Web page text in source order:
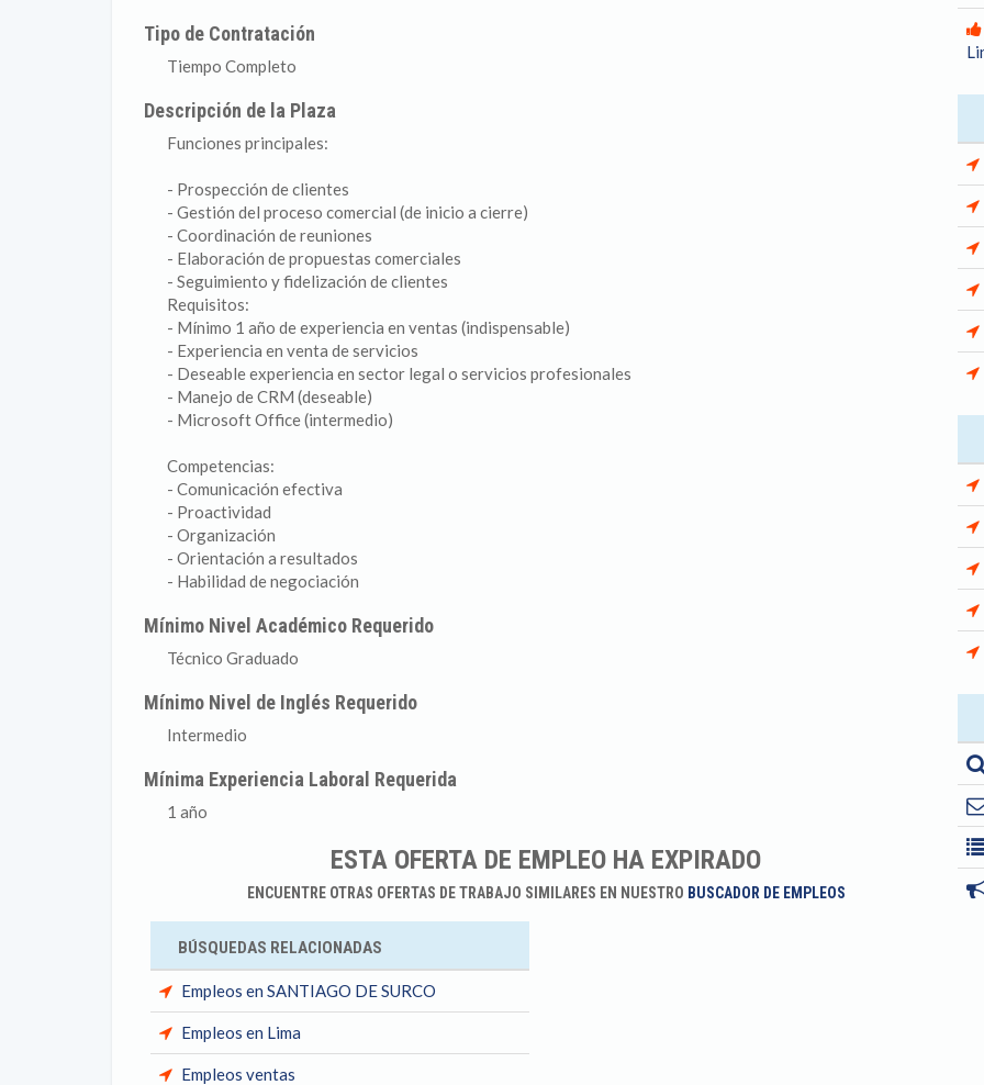
Tipo de Contratación
Tiempo Completo
Descripción de la Plaza
Funciones principales:
- Prospección de clientes
- Gestión del proceso comercial (de inicio a cierre)
- Coordinación de reuniones
- Elaboración de propuestas comerciales
- Seguimiento y fidelización de clientes
Requisitos:
- Mínimo 1 año de experiencia en ventas (indispensable)
- Experiencia en venta de servicios
- Deseable experiencia en sector legal o servicios profesionales
- Manejo de CRM (deseable)
- Microsoft Office (intermedio)
Competencias:
- Comunicación efectiva
- Proactividad
- Organización
- Orientación a resultados
- Habilidad de negociación
Mínimo Nivel Académico Requerido
Técnico Graduado
Mínimo Nivel de Inglés Requerido
Intermedio
Mínima Experiencia Laboral Requerida
1 año
ESTA OFERTA DE EMPLEO HA EXPIRADO
ENCUENTRE OTRAS OFERTAS DE TRABAJO SIMILARES EN NUESTRO BUSCADOR DE EMPLEOS
BÚSQUEDAS RELACIONADAS
Empleos en SANTIAGO DE SURCO
Empleos en Lima
Empleos ventas